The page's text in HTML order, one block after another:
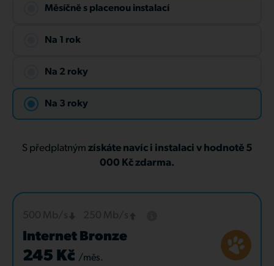
Měsíčně s placenou instalací
Na 1 rok
Na 2 roky
Na 3 roky
S předplatným získáte navíc i instalaci v hodnotě 5
000 Kč zdarma.
Internet Bronze
245 Kč /měs.